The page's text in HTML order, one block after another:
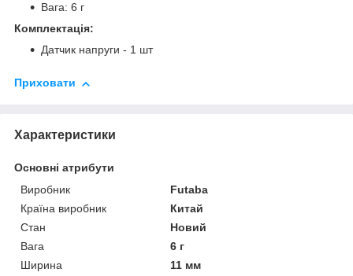
Вага: 6 г
Комплектація:
Датчик напруги - 1 шт
Приховати
Характеристики
Основні атрибути
Виробник
Futaba
Країна виробник
Китай
Стан
Новий
Вага
6 г
Ширина
11 мм